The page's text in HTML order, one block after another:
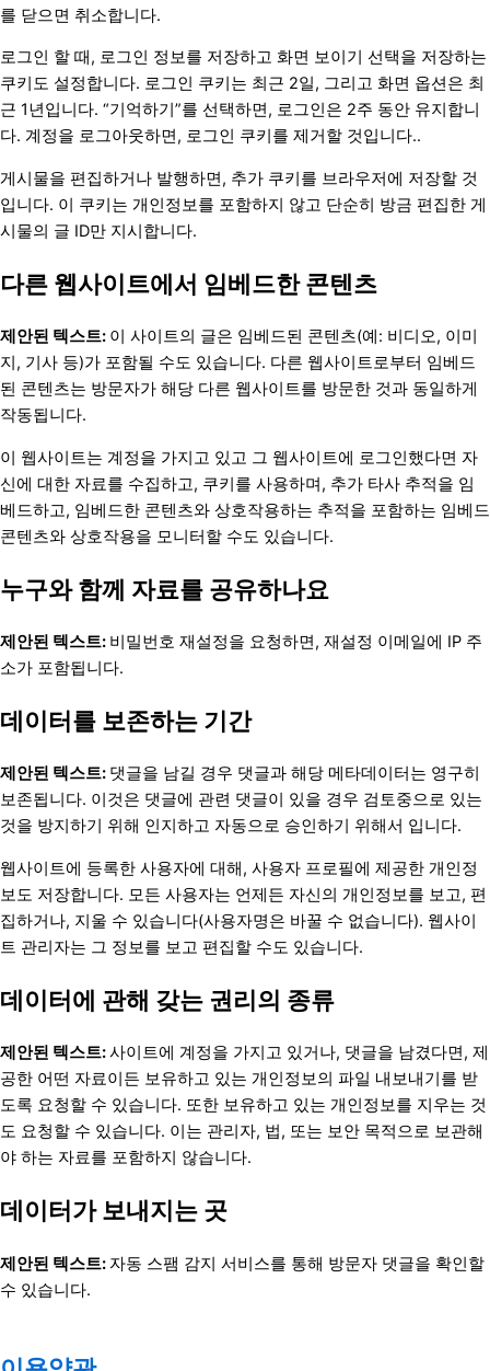
를 닫으면 취소합니다.
로그인 할 때, 로그인 정보를 저장하고 화면 보이기 선택을 저장하는
쿠키도 설정합니다. 로그인 쿠키는 최근 2일, 그리고 화면 옵션은 최
근 1년입니다. “기억하기”를 선택하면, 로그인은 2주 동안 유지합니
다. 계정을 로그아웃하면, 로그인 쿠키를 제거할 것입니다..
게시물을 편집하거나 발행하면, 추가 쿠키를 브라우저에 저장할 것
입니다. 이 쿠키는 개인정보를 포함하지 않고 단순히 방금 편집한 게
시물의 글 ID만 지시합니다.
다른 웹사이트에서 임베드한 콘텐츠
제안된 텍스트: 이 사이트의 글은 임베드된 콘텐츠(예: 비디오, 이미
지, 기사 등)가 포함될 수도 있습니다. 다른 웹사이트로부터 임베드
된 콘텐츠는 방문자가 해당 다른 웹사이트를 방문한 것과 동일하게
작동됩니다.
이 웹사이트는 계정을 가지고 있고 그 웹사이트에 로그인했다면 자
신에 대한 자료를 수집하고, 쿠키를 사용하며, 추가 타사 추적을 임
베드하고, 임베드한 콘텐츠와 상호작용하는 추적을 포함하는 임베드
콘텐츠와 상호작용을 모니터할 수도 있습니다.
누구와 함께 자료를 공유하나요
제안된 텍스트: 비밀번호 재설정을 요청하면, 재설정 이메일에 IP 주
소가 포함됩니다.
데이터를 보존하는 기간
제안된 텍스트: 댓글을 남길 경우 댓글과 해당 메타데이터는 영구히
보존됩니다. 이것은 댓글에 관련 댓글이 있을 경우 검토중으로 있는
것을 방지하기 위해 인지하고 자동으로 승인하기 위해서 입니다.
웹사이트에 등록한 사용자에 대해, 사용자 프로필에 제공한 개인정
보도 저장합니다. 모든 사용자는 언제든 자신의 개인정보를 보고, 편
집하거나, 지울 수 있습니다(사용자명은 바꿀 수 없습니다). 웹사이
트 관리자는 그 정보를 보고 편집할 수도 있습니다.
데이터에 관해 갖는 권리의 종류
제안된 텍스트:사이트에 계정을 가지고 있거나, 댓글을 남겼다면, 제
공한 어떤 자료이든 보유하고 있는 개인정보의 파일 내보내기를 받
도록 요청할 수 있습니다. 또한 보유하고 있는 개인정보를 지우는 것
도 요청할 수 있습니다. 이는 관리자, 법, 또는 보안 목적으로 보관해
야 하는 자료를 포함하지 않습니다.
데이터가 보내지는 곳
제안된 텍스트: 자동 스팸 감지 서비스를 통해 방문자 댓글을 확인할
수 있습니다.